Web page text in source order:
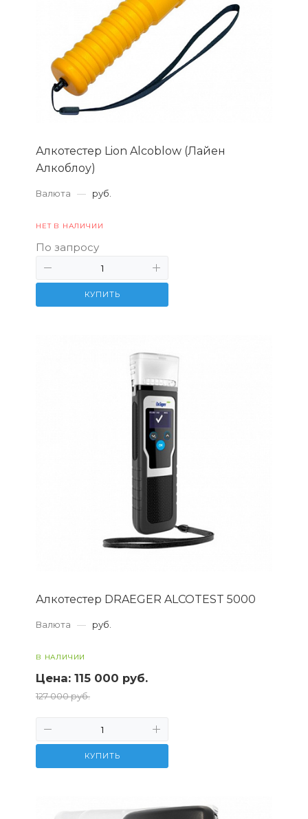
Алкотестер Lion Alcoblow (Лайен
Алкоблоу)
Валюта — руб.
НЕТ В НАЛИЧИИ
По запросу
КУПИТЬ
Алкотестер DRAEGER ALCOTEST 5000
Валюта — руб.
В НАЛИЧИИ
Цена: 115 000 руб.
127 000 руб.
КУПИТЬ